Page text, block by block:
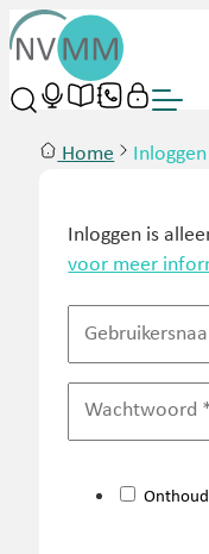
Home Inloggen
Inloggen is
voor meer